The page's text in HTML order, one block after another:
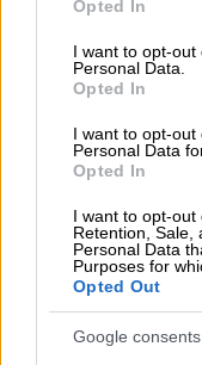
use your data for
consent section.
Opted In
I want to opt-out
Personal Data.
Opted In
I want to opt-
Personal Data
Opted In
I want to opt-out
Retention, Sale,
Personal Data
Purposes for
Opted Out
Google consents
Σύμφωνα με
Ρομάνολοιπόν,
πρώην
🚨🔵
total verbal
Manchester
The Italian
considered